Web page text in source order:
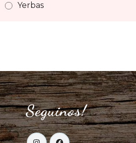
Yerbas
Seguinos!